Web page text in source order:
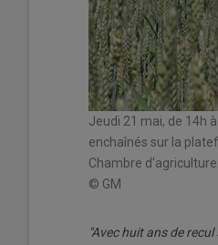
Jeudi 21 mai, de 14h
enchaînés sur la
Chambre d'agriculture.
© GM
"Avec huit ans de